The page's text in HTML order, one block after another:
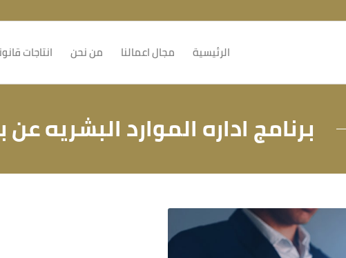
الرئيسية مجال اعمالنا من نحن انتاجات
برنامج اداره الموارد البشريه عن